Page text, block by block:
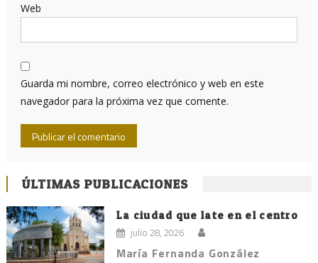
Web
Guarda mi nombre, correo electrónico y web en este
navegador para la próxima vez que comente.
ÚLTIMAS PUBLICACIONES
La ciudad que late en el centro
julio 28, 2026
María Fernanda González